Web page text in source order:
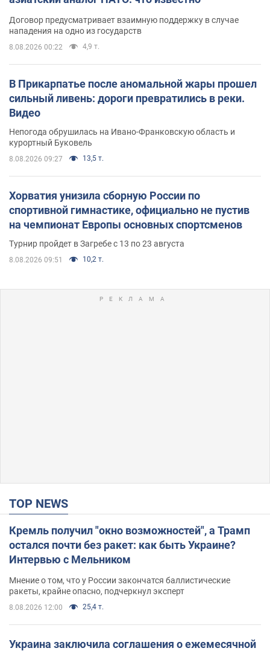
Договор предусматривает взаимную поддержку в случае
нападения на одно из государств
8.08.2026 00:22 4,9 т.
В Прикарпатье после аномальной жары прошел
сильный ливень: дороги превратились в реки.
Видео
Непогода обрушилась на Ивано-Франковскую область и
курортный Буковель
8.08.2026 09:27 13,5 т.
Хорватия унизила сборную России по
спортивной гимнастике, официально не пустив
на чемпионат Европы основных спортсменов
Турнир пройдет в Загребе с 13 по 23 августа
8.08.2026 09:51 10,2 т.
TOP NEWS
Кремль получил "окно возможностей", а Трамп
остался почти без ракет: как быть Украине?
Интервью с Мельником
Мнение о том, что у России закончатся баллистические
ракеты, крайне опасно, подчеркнул эксперт
8.08.2026 12:00 25,4 т.
Украина заключила соглашения о ежемесячной